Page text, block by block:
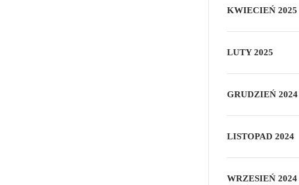
KWIECIEŃ 2025
LUTY 2025
GRUDZIEŃ 2024
LISTOPAD 2024
WRZESIEŃ 2024